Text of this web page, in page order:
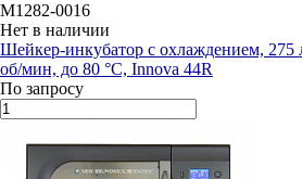
M1282-0016
Нет в наличии
Шейкер-инкубатор с охлаждением, 275
об/мин, до 80 °C, Innova 44R
По запросу